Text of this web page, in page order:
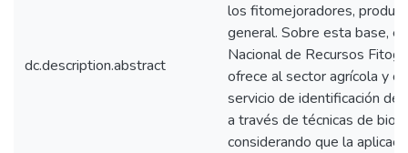
dc.description.abstract
los fitomejoradores,
general. Sobre esta base,
Nacional de Recursos
ofrece al sector agrícola y
servicio de identificación
a través de técnicas de
considerando que la